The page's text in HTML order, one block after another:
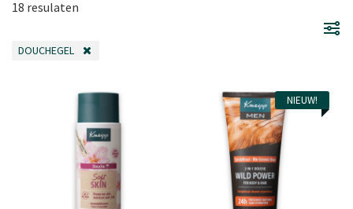
18 resulaten
DOUCHEGEL
NIEUW!